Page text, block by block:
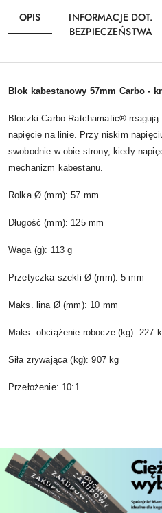
OPIS
INFORMACJE DOT.
BEZPIECZEŃSTWA
Blok kabestanowy 57mm Carbo -
Bloczki Carbo Ratchamatic®
napięcie na linie. Przy niskim
swobodnie w obie strony, kiedy
mechanizm kabestanu.
Rolka Ø (mm): 57 mm
Długość (mm): 125 mm
Waga (g): 113 g
Przetyczka szekli Ø (mm): 5 mm
Maks. lina Ø (mm): 10 mm
Maks. obciążenie robocze (kg): 227
Siła zrywająca (kg): 907 kg
Przełożenie: 10:1